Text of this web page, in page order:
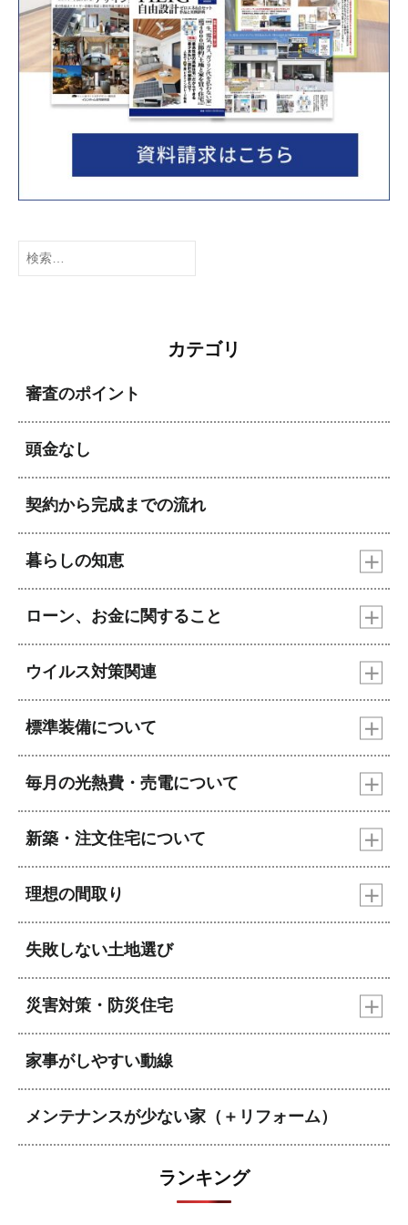
検
カテゴリ
審査のポイント
頭金なし
契約から完成までの流れ
暮らしの知恵
ローン、お金に関すること
ウイルス対策関連
標準装備について
毎月の光熱費・売電について
新築・注文住宅について
理想の間取り
失敗しない土地選び
災害対策・防災住宅
家事がしやすい動線
メンテナンスが少ない家（＋リフォーム）
ランキング